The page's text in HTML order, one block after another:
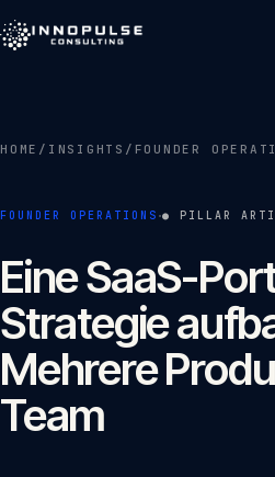
Über uns
Leistungen
Portfolio
HOME / INSIGHTS / FOUNDER
FOUNDER OPERATIONS ·● PILLAR
Eine SaaS-
Strategie
Mehrere
Team